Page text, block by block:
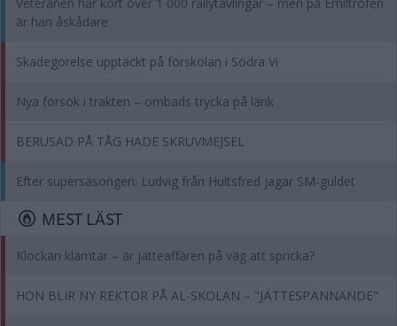
är han åskådare
Skadegörelse upptäckt på förskolan i Södra Vi
Nya försök i trakten – ombads trycka på länk
BERUSAD PÅ TÅG HADE SKRUVMEJSEL
Efter supersäsongen: Ludvig från Hultsfred jagar SM-guldet
MEST LÄST
Klockan klämtar – är jätteaffären på väg att spricka?
HON BLIR NY REKTOR PÅ AL-SKOLAN – "JÄTTESPÄNNANDE"